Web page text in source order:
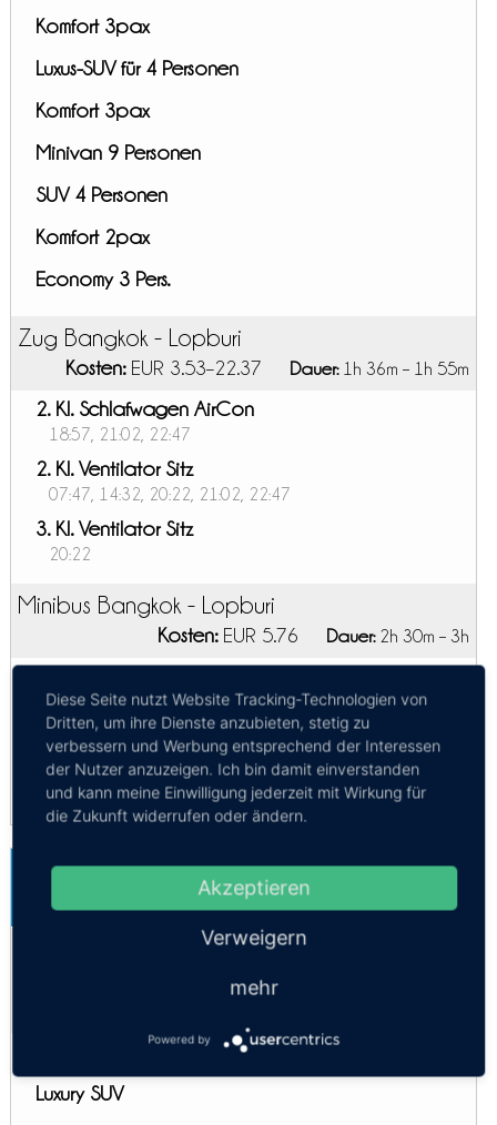
Komfort 3pax
Luxus-SUV für 4 Personen
Komfort 3pax
Minivan 9 Personen
SUV 4 Personen
Komfort 2pax
Economy 3 Pers.
Zug Bangkok - Lopburi
Kosten:EUR 3.53–22.37 Dauer:1h 36m – 1h 55m
2. Kl. Schlafwagen AirCon
18:57, 21:02, 22:47
2. Kl. Ventilator Sitz
07:47, 14:32, 20:22, 21:02, 22:47
3. Kl. Ventilator Sitz
20:22
Minibus Bangkok - Lopburi
Kosten:EUR 5.76 Dauer:2h 30m – 3h
06:30, 07:30, 09:30, 15:30
Kleinbus
05:30, 11:30, 13:30, 18:30
Bangkok-Suvarnabhumi Flughafen -
Lopburi
Mehr Infos / Tickets
Privattransfer Bangkok-Suvarnabhumi
Luxus VIP Minibus
Luxury SUV
Diese Seite nutzt Website Tracking-Technologien von
Dritten, um ihre Dienste anzubieten, stetig zu
verbessern und Werbung entsprechend der Interessen
der Nutzer anzuzeigen. Ich bin damit einverstanden
und kann meine Einwilligung jederzeit mit Wirkung für
die Zukunft widerrufen oder ändern.
Akzeptieren
Verweigern
mehr
Powered by